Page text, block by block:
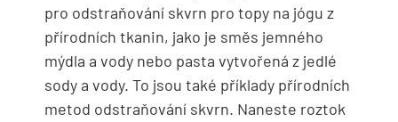
pro odstraňování skvrn pro topy na jógu z
přírodních tkanin, jako je směs jemného
mýdla a vody nebo pasta vytvořená z jedlé
sody a vody. To jsou také příklady přírodních
metod odstraňování skvrn. Naneste roztok